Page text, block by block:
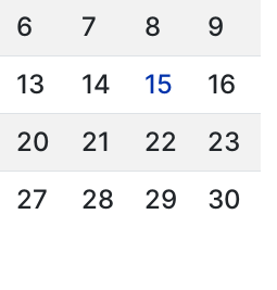
6 7 8
9
13 14 15
16
20 21 22
23
27 28 29
30